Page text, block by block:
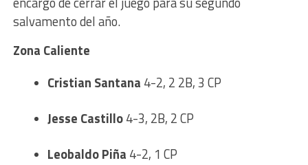
salvamento del año.
Zona Caliente
Cristian Santana 4-2, 2 2B, 3 CP
Jesse Castillo4-3, 2B, 2 CP
Leobaldo Piña 4-2, 1 CP